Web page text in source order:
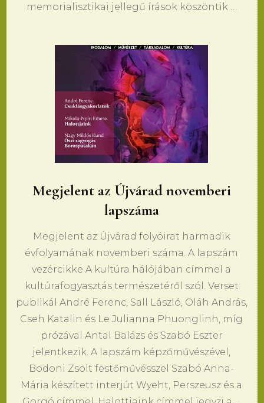
memorialisztikai jellegű írások köszöntik …
Megjelent az Újvárad novemberi
lapszáma
Megjelent az Újvárad folyóirat harmadik
évfolyamának novemberi száma. A lapszám
vezércikke A kultúra hálójában címmel a
kultúrafogyasztás természetéről szól. Verset
publikál André Ferenc, Sall László, Oláh András,
Cseh Katalin és Le Julianna Phuonglinh, míg
prózával Antal Balázs és Szabó Eszter
jelentkezik. A lapszám képzőművészével,
Bodoni Zsolt festőművésszel Szabó Anna-
Mária készített interjút Wyeht, Perszeusz és a